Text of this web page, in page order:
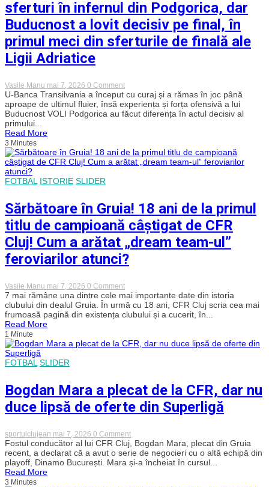
sferturile
Ligii
Adriatice
sferturi în infernul din Podgorica, dar
Buducnost a lovit decisiv pe final, în
primul meci din sferturile de finală ale
Ligii Adriatice
Vasile Manu mai 7, 2026 0 Commenton
U-
BT
Cluj-
Napoca
sferturi
în
infernul
Buducnost
a
decisiv
final,
în
primul
sferturile
de
finală
ale
Ligii
U-Banca Transilvania a început cu curaj și a rămas în joc până
aproape de ultimul fluier, însă experiența și forța ofensivă a lui
Buducnost VOLI Podgorica au făcut diferența în actul decisiv al
primului...
Read More
3 Minutes
FOTBAL ISTORIE SLIDER
Sărbătoare în Gruia! 18 ani de la primul
titlu de campioană câștigat de CFR
Cluj! Cum a arătat „dream team-ul”
feroviarilor atunci?
Vasile Manu mai 7, 2026 0 Commenton
Sărbătoare
în
Gruia!
18
la
câștigat
de
CFR
Cluj!
arătat
„dream
team-
ul”
7 mai rămâne una dintre cele mai importante date din istoria
clubului din dealul Gruia. În urmă cu 18 ani, CFR Cluj scria cea mai
frumoasă pagină din existența clubului și a cucerit, în...
Read More
1 Minute
FOTBAL SLIDER
Bogdan Mara a plecat de la CFR, dar nu
duce lipsă de oferte din Superligă
sportulclujean mai 7, 2026 0 Commenton
Bogdan
Mara
a
plecat
Fostul conducător al lui CFR Cluj, Bogdan Mara, plecat din Gruia
recent, a declarat că a avut o serie de negocieri cu o altă echipă din
playoff, Dinamo București. Mara și-a încheiat în cursul...
Read More
3 Minutes